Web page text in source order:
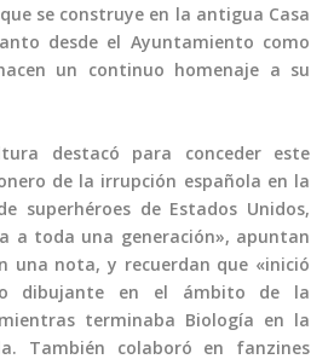
se construye en la antigua Casa
desde el Ayuntamiento como
un continuo homenaje a su
destacó para conceder este
de la irrupción española en la
superhéroes de Estados Unidos,
a toda una generación», apuntan
una nota, y recuerdan que «inició
dibujante en el ámbito de la
terminaba Biología en la
También colaboró en fanzines